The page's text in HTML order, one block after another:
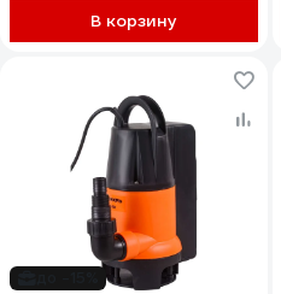
В корзину